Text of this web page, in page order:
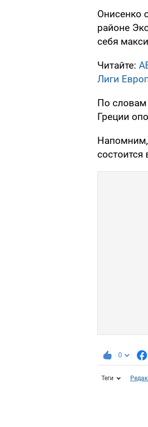
Онисенко
районе
себя
Читайте:
Лиги
По словам
Греции
0
Теги